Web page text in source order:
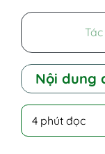
Nội dung
II - Vậy
4 phút đọc